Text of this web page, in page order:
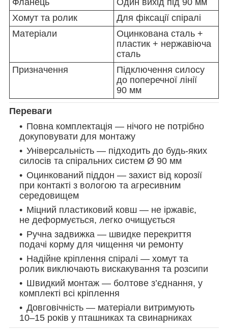
Хомут та ролик
Для фіксації спіралі
Матеріали
Оцинкована сталь +
пластик + нержавіюча
сталь
Призначення
Підключення силосу
до поперечної лінії
90 мм
Переваги
Повна комплектація — нічого не потрібно
докуповувати для монтажу
Універсальність — підходить до будь-яких
силосів та спіральних систем Ø 90 мм
Оцинкований піддон — захист від корозії
при контакті з вологою та агресивним
середовищем
Міцний пластиковий ковш — не іржавіє,
не деформується, легко очищується
Ручна задвижка — швидке перекриття
подачі корму для чищення чи ремонту
Надійне кріплення спіралі — хомут та
ролик виключають вискакування та розсипи
Швидкий монтаж — болтове з’єднання, у
комплекті всі кріплення
Довговічність — матеріали витримують
10–15 років у пташниках та свинарниках